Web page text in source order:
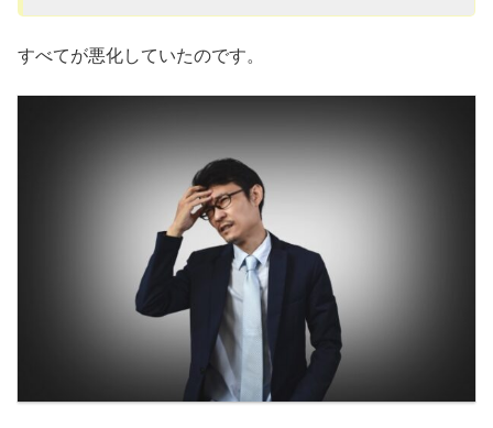
すべてが悪化していたのです。